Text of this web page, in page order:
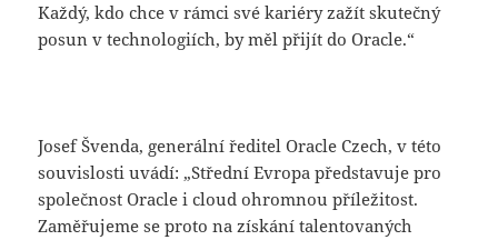
Každý, kdo chce v rámci své kariéry zažít skutečný
posun v technologiích, by měl přijít do Oracle.“
Josef Švenda, generální ředitel Oracle Czech, v této
souvislosti uvádí: „Střední Evropa představuje pro
společnost Oracle i cloud ohromnou příležitost.
Zaměřujeme se proto na získání talentovaných